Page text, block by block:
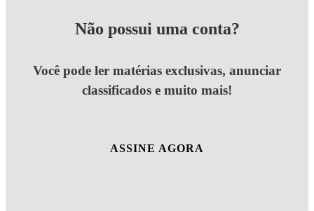
Não possui uma conta?
Você pode ler matérias exclusivas, anunciar
classificados e muito mais!
ASSINE AGORA